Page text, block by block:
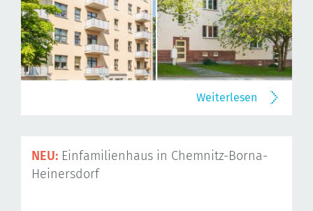
Weiterlesen
NEU: Einfamilienhaus in Chemnitz-Borna-
Heinersdorf